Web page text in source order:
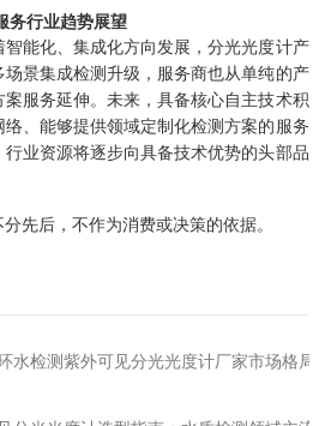
务行业趋势展望
能化、集成化方向发展，分光光度计产
景集成检测升级，服务商也从单纯的产
服务延伸。未来，具备核心自主技术积
络、能够提供领域定制化检测方案的服务
业资源将逐步向具备技术优势的头部品
先后，不作为消费或决策的依据。
水检测紫外可见分光光度计厂家市场格局